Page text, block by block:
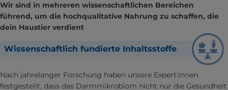
Wir sind in mehreren wissenschaftlichen Bereichen
führend, um die hochqualitative Nahrung zu schaffen, die
dein Haustier verdient
Wissenschaftlich fundierte Inhaltsstoffe
Nach jahrelanger Forschung haben unsere Expert:innen
festgestellt, dass das Darmmikrobiom nicht nur die Gesundheit